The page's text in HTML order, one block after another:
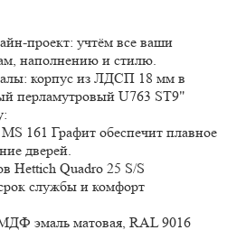
проект: учтём все ваши
наполнению и стилю.
корпус из ЛДСП 18 мм в
перламутровый U763 ST9"
161 Графит обеспечит плавное
дверей.
Hettich Quadro 25 S/S
службы и комфорт
эмаль матовая, RAL 9016